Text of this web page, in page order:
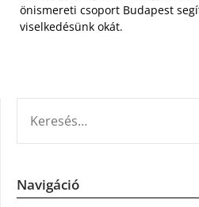
önismereti csoport Budapest
viselkedésünk okát.
Navigáció